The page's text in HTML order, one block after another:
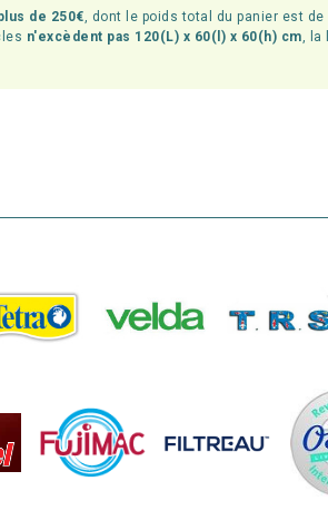
de 250€, dont le poids total du panier est de
n'excèdent pas 120(L) x 60(l) x 60(h) cm, la